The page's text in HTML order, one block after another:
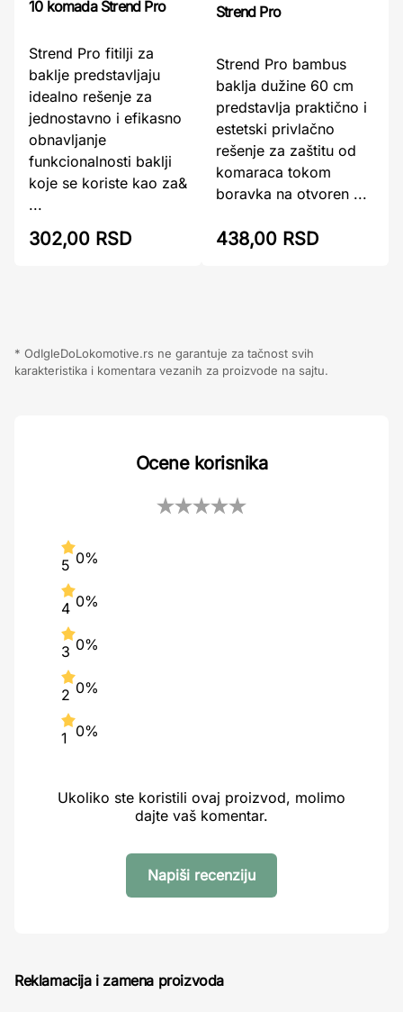
10 komada Strend Pro
Strend Pro fitilji za
baklje predstavljaju
idealno rešenje za
jednostavno i efikasno
obnavljanje
funkcionalnosti baklji
koje se koriste kao za&
...
302,00 RSD
Strend Pro
Strend Pro bambus
baklja dužine 60 cm
predstavlja praktično i
estetski privlačno
rešenje za zaštitu od
komaraca tokom
boravka na otvoren ...
438,00 RSD
* OdIgleDoLokomotive.rs ne garantuje za tačnost svih
karakteristika i komentara vezanih za proizvode na sajtu.
Ocene korisnika
5 0%
4 0%
3 0%
2 0%
1 0%
Ukoliko ste koristili ovaj proizvod, molimo
dajte vaš komentar.
Napiši recenziju
Reklamacija i zamena proizvoda